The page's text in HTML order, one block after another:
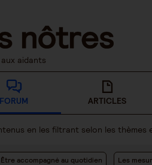
aidants
FORUM ARTICLES
en les filtrant selon les
Être accompagné au quotidien Les